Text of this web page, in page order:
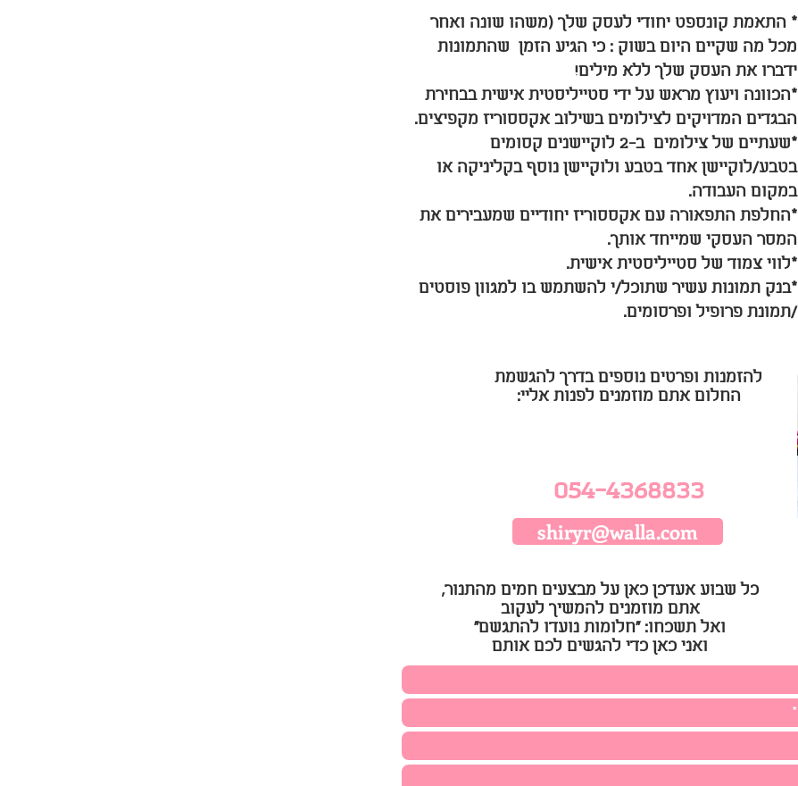
להזמנות ופרטים נוספים בדרך להגשמת
החלום אתם מוזמנים לפנות אליי:
* התאמת קונספט יחודי לעסק שלך (משהו שונה ואחר
מכל מה שקיים היום בשוק : כי הגיע הזמן שהתמונות
ידברו את העסק שלך ללא מילים!
*הכוונה ויעוץ מראש על ידי סטייליסטית אישית בבחירת
הבגדים המדויקים לצילומים בשילוב אקססוריז מקפיצים.
*שעתיים של צילומים ב-2 לוקיישנים קסומים
בטבע/לוקיישן אחד בטבע ולוקיישן נוסף בקליניקה או
במקום העבודה.
*החלפת התפאורה עם אקססוריז יחודיים שמעבירים את
המסר העסקי שמייחד אותך.
*לווי צמוד של סטייליסטית אישית.
*בנק תמונות עשיר שתוכל/י להשתמש בו למגוון פוסטים
/תמונת פרופיל ופרסומים.
054-4368833
shiryr@walla.com
כל שבוע אעדכן כאן על מבצעים חמים מהתנור,
אתם מוזמנים להמשיך לעקוב
ואל תשכחו: ״חלומות נועדו להתגשם״
ואני כאן כדי להגשים לכם אותם